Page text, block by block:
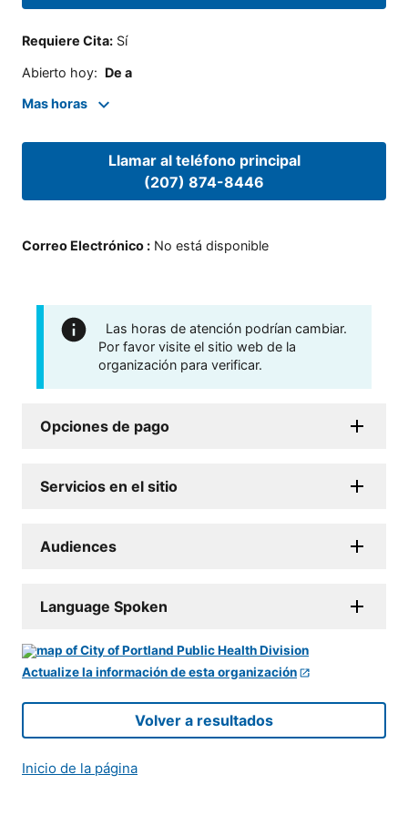
Requiere Cita: Sí
Abierto hoy: De a
Mas horas
Llamar al teléfono principal
(207) 874-8446
Correo Electrónico : No está disponible
Las horas de atención podrían cambiar.
Por favor visite el sitio web de la
organización para verificar.
Opciones de pago
Servicios en el sitio
Audiences
Language Spoken
Actualize la información de esta organización
Volver a resultados
Inicio de la página